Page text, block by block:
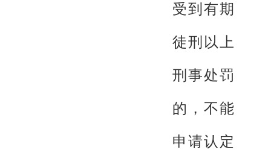
受到有期
徒刑以上
刑事处罚
的，不能
申请认定